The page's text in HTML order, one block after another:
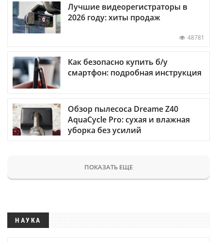
Лучшие видеорегистраторы в
2026 году: хиты продаж
48781
Как безопасно купить б/у
смартфон: подробная инструкция
Обзор пылесоса Dreame Z40
AquaCycle Pro: сухая и влажная
уборка без усилий
ПОКАЗАТЬ ЕЩЕ
НАУКА